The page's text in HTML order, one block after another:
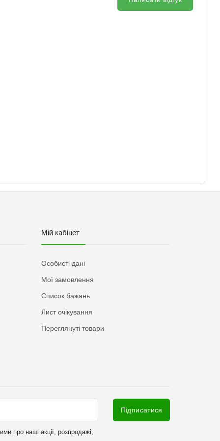
Мій кабінет
Особисті дані
Мої замовлення
Список бажань
Лист очікування
Переглянуті товари
про наші акції, розпродажі,
Підписатися